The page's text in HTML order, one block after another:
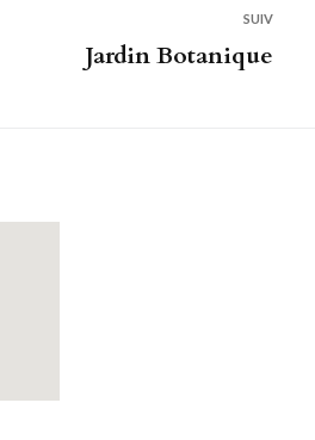
SUIV
Jardin Botanique